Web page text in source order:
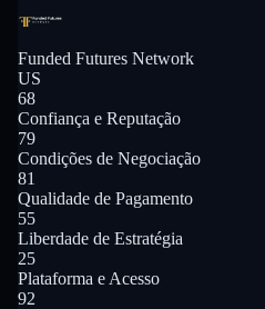
Funded Futures Network
US
68
Confiança e Reputação
79
Condições de Negociação
81
Qualidade de Pagamento
55
Liberdade de Estratégia
25
Plataforma e Acesso
92